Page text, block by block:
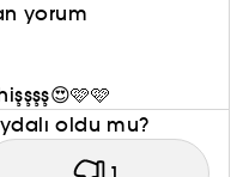
yorum
oldu mu?